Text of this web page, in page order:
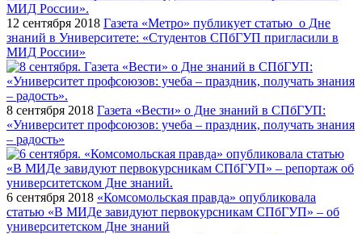
12 сентября 2018 Газета «Метро» публикует статью о Дне
знаний в Университете: «Студентов СПбГУП пригласили в
МИД России»
8 сентября 2018 Газета «Вести» о Дне знаний в СПбГУП:
«Университет профсоюзов: учеба – праздник, получать знания
– радость»
6 сентября 2018 «Комсомольская правда» опубликовала
статью «В МИДе завидуют первокурсникам СПбГУП» – об
университетском Дне знаний